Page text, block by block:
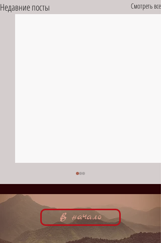
Недавние посты Смотреть все
В начало